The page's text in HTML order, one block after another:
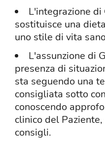
L'integrazione
sostituisce una
uno stile di vita
L'assunzione di
presenza di
sta seguendo una
consigliata sotto
conoscendo
clinico del
consigli.